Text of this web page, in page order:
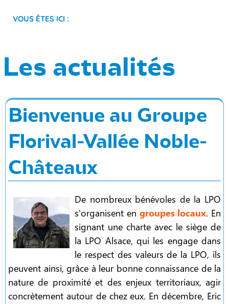
Vous êtes ici :
Les actualités
Bienvenue au Groupe
Florival-Vallée Noble-
Châteaux
De nombreux bénévoles de la LPO
s'organisent en groupes locaux. En
signant une charte avec le siège de
la LPO Alsace, qui les engage dans
le respect des valeurs de la LPO, ils
peuvent ainsi, grâce à leur bonne connaissance de la
nature de proximité et des enjeux territoriaux, agir
concrètement autour de chez eux. En décembre, Eric